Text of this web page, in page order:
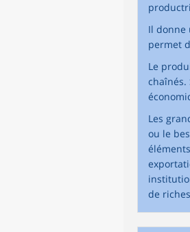
Il donne
permet
Le
chaînés.
Les
ou le
de